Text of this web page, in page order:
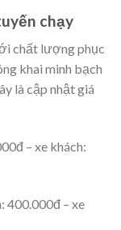
chạy
chất lượng phục
khai minh bạch
là cập nhật giá
– xe khách:
400.000đ – xe